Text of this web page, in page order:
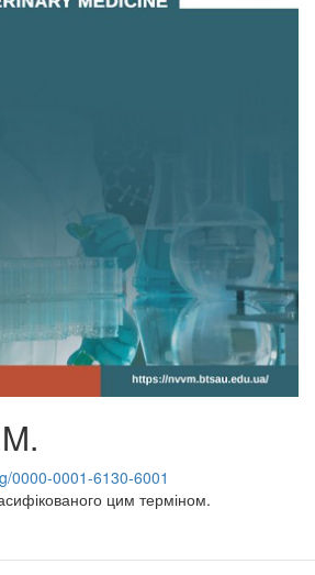
0000-0001-6130-6001
цим терміном.